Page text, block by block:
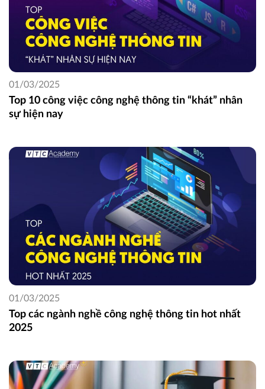
Top 10 công việc công nghệ thông tin “khát” nhân
sự hiện nay
01/03/2025
Top các ngành nghề công nghệ thông tin hot nhất
2025
01/03/2025